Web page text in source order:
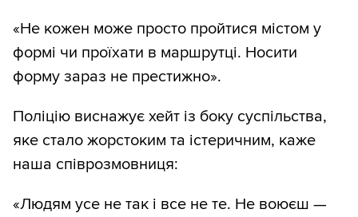
«Не кожен може просто пройтися містом у
формі чи проїхати в маршрутці. Носити
форму зараз не престижно».
Поліцію виснажує хейт із боку суспільства,
яке стало жорстоким та істеричним, каже
наша співрозмовниця:
«Людям усе не так і все не те. Не воюєш —